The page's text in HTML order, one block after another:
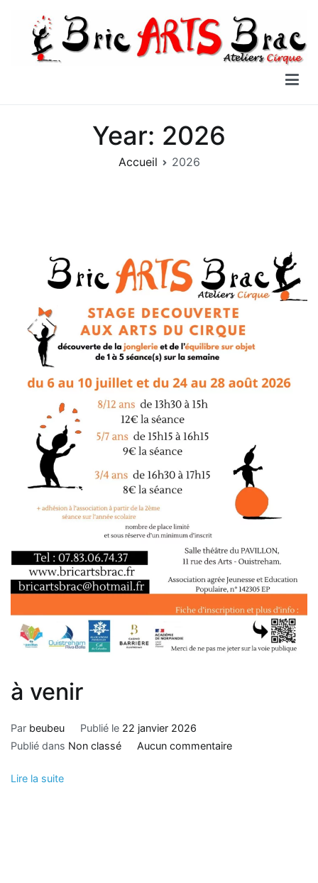
contenu
Year: 2026
Accueil 2026
à venir
Par beubeu Publié le 22 janvier 2026
Publié dans Non classé Aucun commentairesur
Lire la suite